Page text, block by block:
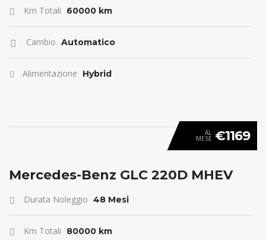
Km Totali 60000 km
Cambio Automatico
Alimentazione Hybrid
ANTICIPO 0
AL
MESE €1169
Mercedes-Benz GLC 220D MHEV
Durata Noleggio 48 Mesi
Km Totali 80000 km